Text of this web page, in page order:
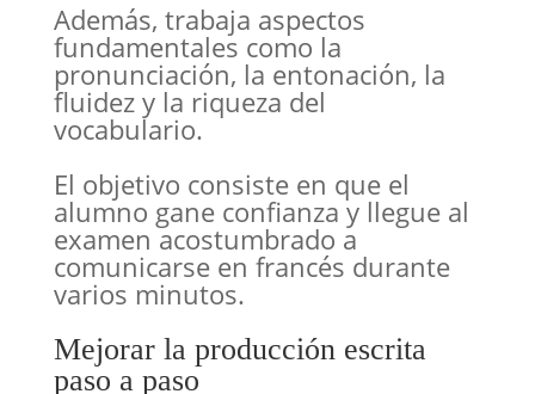
Además, trabaja aspectos
fundamentales como la
pronunciación, la entonación, la
fluidez y la riqueza del
vocabulario.
El objetivo consiste en que el
alumno gane confianza y llegue al
examen acostumbrado a
comunicarse en francés durante
varios minutos.
Mejorar la producción escrita
paso a paso